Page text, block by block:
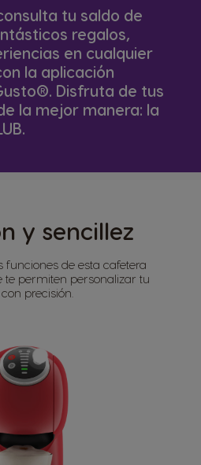
tu saldo de
regalos,
en cualquier
la aplicación
Disfruta de tus
la mejor manera: la
y sencillez
funciones de esta cafetera
permiten personalizar tu
precisión.